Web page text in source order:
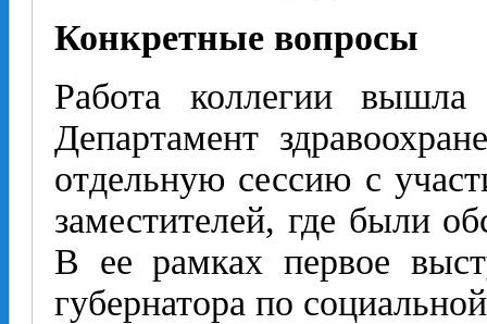
Конкретные вопросы
Работа коллегии
Департамент
отдельную сессию с
заместителей, где были
В ее рамках первое
губернатора по